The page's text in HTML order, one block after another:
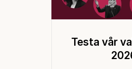
Testa vår